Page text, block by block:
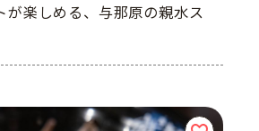
が楽しめる、与那原の親水ス